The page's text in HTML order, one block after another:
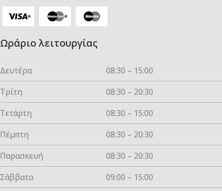
Ωράριο λειτουργίας
Δευτέρα
08:30 – 15:00
Τρίτη
08:30 – 20:30
Τετάρτη
08:30 – 15:00
Πέμπτη
08:30 – 20:30
Παρασκευή
08:30 – 20:30
Σάββατο
09:00 – 15:00